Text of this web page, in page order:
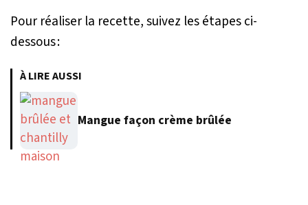
Pour réaliser la recette, suivez les étapes ci-
dessous :
À LIRE AUSSI
Mangue façon crème brûlée